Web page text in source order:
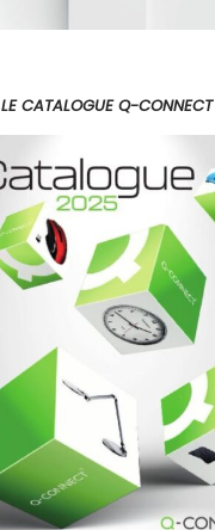
LE CATALOGUE Q-CONNECT